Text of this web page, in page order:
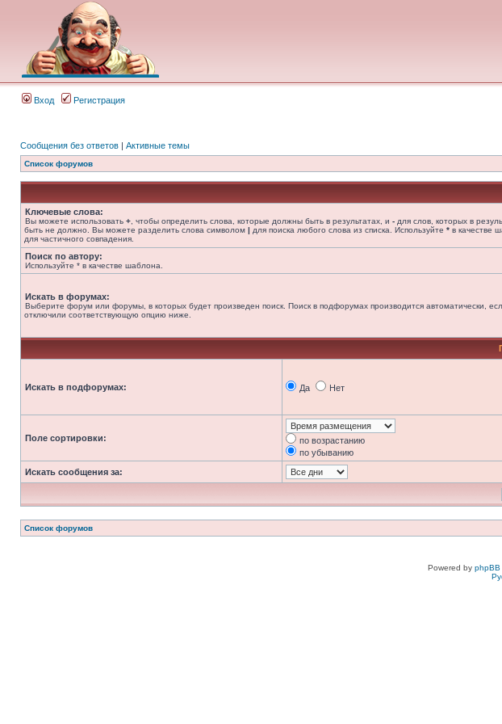
Вход Регистрация
Сообщения без ответов | Активные темы
Список форумов
Ключевые слова:
Вы можете использовать + , чтобы определить слова, которые должны быть в результатах, и - для слов, которых в
быть не должно. Вы можете разделить слова символом | для поиска любого слова из списка. Используйте * в качестве
для частичного совпадения.
Поиск по автору:
Используйте * в качестве шаблона.
Искать в форумах:
Выберите форум или форумы, в которых будет произведен поиск. Поиск в подфорумах производится автоматически,
отключили соответствующую опцию ниже.
Искать в подфорумах: Да Нет
Поле сортировки:
по возрастанию
по убыванию
Искать сообщения за:
Список форумов
Powered by phpBB